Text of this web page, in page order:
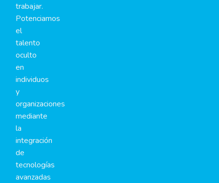
trabajar.
Potenciamos
el
talento
oculto
en
individuos
y
organizaciones
mediante
la
integración
de
tecnologías
avanzadas